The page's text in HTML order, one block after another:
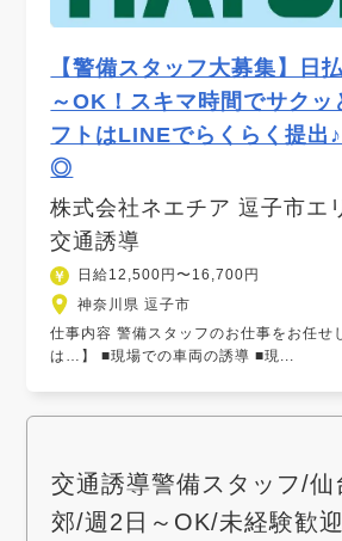
【警備スタッフ大募集】日
～OK！スキマ時間でサクッ
フトはLINEでらくらく提出
◎
株式会社ネエチア 逗子市エ
交通誘導
日給12,500円〜16,700円
神奈川県 逗子市
仕事内容 警備スタッフのお仕事をお任せ
は…】 ■現場での車両の誘導 ■現...
交通誘導警備スタッフ/仙
郊/週2日～OK/未経験歓